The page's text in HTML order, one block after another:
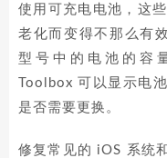
使用可充电电池，这
老化而变得不那么有
型号中的电池的容
Toolbox 可以显示电
是否需要更换。
修复常见的 iOS 系统